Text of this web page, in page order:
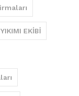
EKİBİ